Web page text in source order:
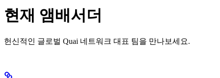
현재 앰배서더
헌신적인 글로벌 Quai 네트워크 대표 팀을 만나보세요.